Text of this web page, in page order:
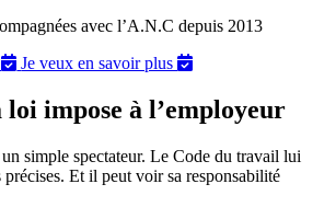
avec l’A.N.C depuis 2013
Je veux en savoir plus
loi impose à l’employeur
un simple spectateur. Le Code du travail lui
Et il peut voir sa responsabilité